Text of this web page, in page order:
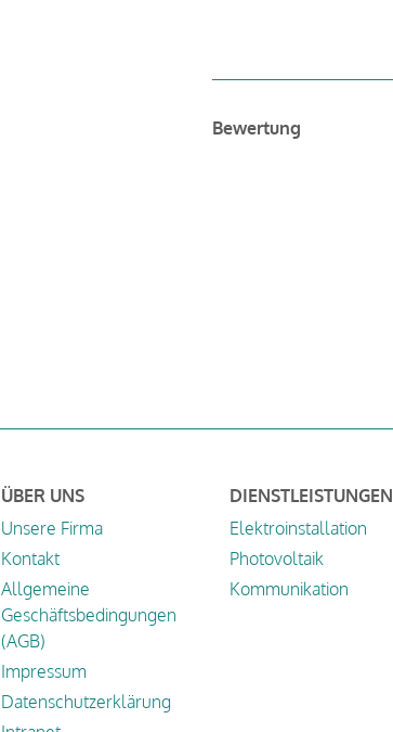
Bewertung
ÜBER UNS
Unsere Firma
Kontakt
Allgemeine
Geschäftsbedingungen
(AGB)
Impressum
Datenschutzerklärung
DIENSTLEISTUNGEN
Elektroinstallation
Photovoltaik
Kommunikation